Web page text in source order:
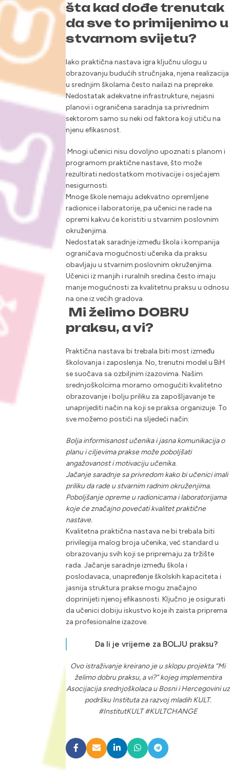
šta kad dođe trenutak
da sve to primijenimo u
stvarnom svijetu?
Iako praktična nastava igra ključnu ulogu u
obrazovanju budućih stručnjaka, njena realizacija
u srednjim školama često nailazi na prepreke.
Nedostatak adekvatne infrastrukture, nejasni
planovi i ograničena saradnja sa privrednim
sektorom samo su neki od faktora koji utiču na
njenu efikasnost.
Mnogi učenici nisu dovoljno upoznati s planom i
programom praktične nastave, što može
rezultirati nedostatkom motivacije i osjećajem
nesigurnosti.
Mnoge škole nemaju adekvatno opremljene
radionice i laboratorije, pa učenici ne rade na
opremi kakvu će koristiti u stvarnim poslovnim
okruženjima.
Nedostatak saradnje između škola i kompanija
ograničava mogućnosti učenika da praksu
obavljaju u stvarnim poslovnim okruženjima.
Učenici iz manjih i ruralnih sredina često imaju
manje mogućnosti za kvalitetnu praksu u odnosu
na one iz većih gradova.
Mi želimo DOBRU
praksu, a vi?
Praktična nastava bi trebala biti most između
školovanja i zaposlenja. No, trenutni model u BiH
se suočava sa ozbiljnim izazovima. Našim
srednjoškolcima moramo omogućiti kvalitetno
obrazovanje i bolju priliku za zapošljavanje te
unaprijediti način na koji se praksa organizuje. To
sve možemo postići na sljedeći način:
Bolja informisanost učenika i jasna komunikacija o
planu i ciljevima prakse može poboljšati
angažovanost i motivaciju učenika.
Jačanje saradnje sa privredom kako bi učenici imali
priliku da rade u stvarnim radnim okruženjima.
Poboljšanje opreme u radionicama i laboratorijama
koje će značajno povećati kvalitet praktične
nastave.
Kvalitetna praktična nastava ne bi trebala biti
privilegija malog broja učenika, već standard u
obrazovanju svih koji se pripremaju za tržište
rada. Jačanje saradnje između škola i
poslodavaca, unapređenje školskih kapaciteta i
jasnija struktura prakse mogu značajno
doprinijeti njenoj efikasnosti. Ključno je osigurati
da učenici dobiju iskustvo koje ih zaista priprema
za profesionalne izazove.
Da li je vrijeme za BOLJU praksu?
Ovo istraživanje kreirano je u sklopu projekta “Mi
želimo dobru praksu, a vi?” kojeg implementira
Asocijacija srednjoškolaca u Bosni i Hercegovini uz
podršku Instituta za razvoj mladih KULT.
#InstitutKULT #KULTCHANGE